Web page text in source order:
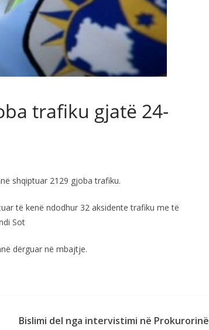
trafiku gjatë 24-
shqiptuar 2129 gjoba trafiku.
të kenë ndodhur 32 aksidente trafiku me të
Sot
dërguar në mbajtje.
Bislimi del nga intervistimi në Prokurorinë